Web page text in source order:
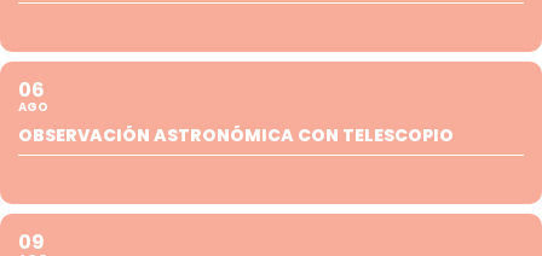
06
AGO
OBSERVACIÓN ASTRONÓMICA CON TELESCOPIO
09